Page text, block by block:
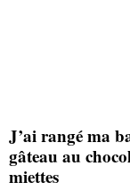
J’ai rangé ma
gâteau au
miettes